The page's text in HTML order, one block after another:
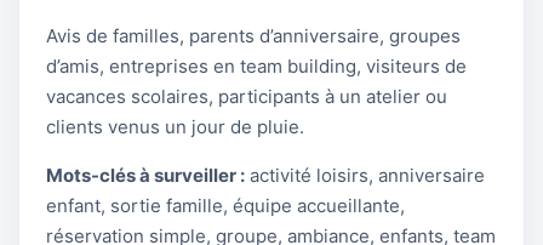
Avis de familles, parents d’anniversaire, groupes
d’amis, entreprises en team building, visiteurs de
vacances scolaires, participants à un atelier ou
clients venus un jour de pluie.
Mots-clés à surveiller : activité loisirs, anniversaire
enfant, sortie famille, équipe accueillante,
réservation simple, groupe, ambiance, enfants, team